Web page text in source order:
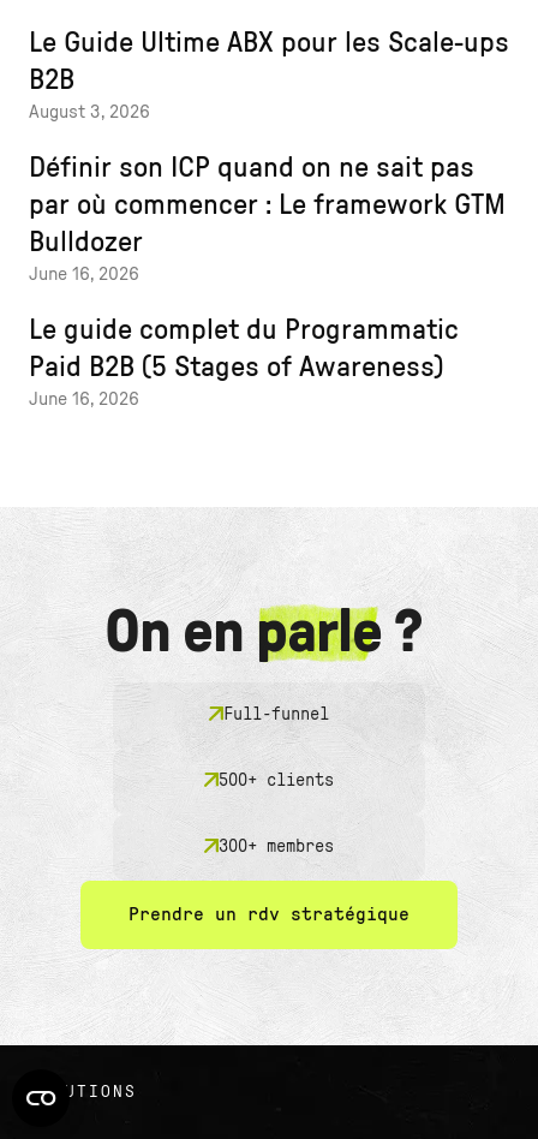
Le Guide Ultime ABX pour les Scale-ups
B2B
August 3, 2026
Définir son ICP quand on ne sait pas
par où commencer : Le framework GTM
Bulldozer
June 16, 2026
Le guide complet du Programmatic
Paid B2B (5 Stages of Awareness)
June 16, 2026
On en parle?
Full-funnel
500+ clients
300+ membres
Prendre un rdv stratégique
SOLUTIONS